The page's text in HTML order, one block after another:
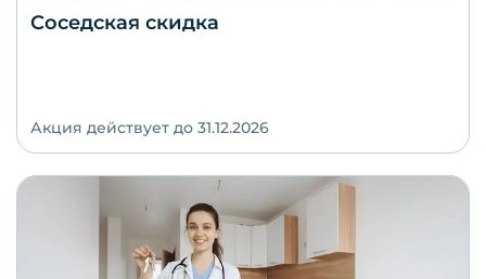
Соседская скидка
Акция действует до 31.12.2026